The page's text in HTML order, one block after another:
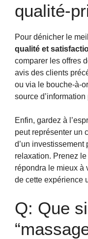
qualité-
Pour dénicher le
qualité et
comparer les offres
avis des clients
ou via le bouche-à-
source
Enfin, gardez à
peut représenter un
d’un investissement
relaxation. Prenez
répondra le mieux à
de cette expérience
Q: Que